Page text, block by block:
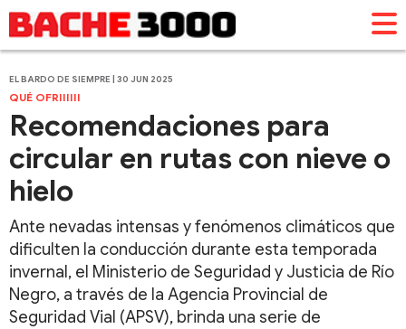
EL BARDO DE SIEMPRE | 30 JUN 2025
QUÉ OFRIIIIII
Recomendaciones para
circular en rutas con nieve o
hielo
Ante nevadas intensas y fenómenos climáticos que
dificulten la conducción durante esta temporada
invernal, el Ministerio de Seguridad y Justicia de Río
Negro, a través de la Agencia Provincial de
Seguridad Vial (APSV), brinda una serie de